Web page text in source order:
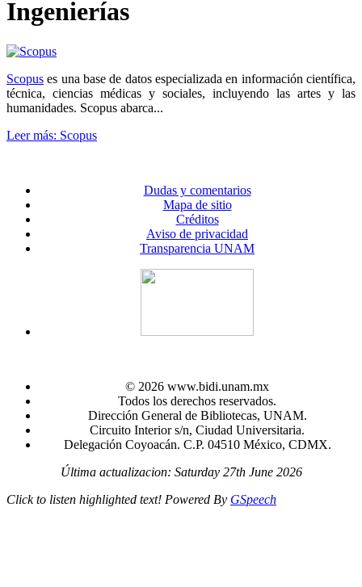
Ingenierías
Scopus es una base de datos especializada en información científica,
técnica, ciencias médicas y sociales, incluyendo las artes y las
humanidades. Scopus abarca...
Leer más: Scopus
Dudas y comentarios
Mapa de sitio
Créditos
Aviso de privacidad
Transparencia UNAM
© 2026 www.bidi.unam.mx
Todos los derechos reservados.
Dirección General de Bibliotecas, UNAM.
Circuito Interior s/n, Ciudad Universitaria.
Delegación Coyoacán. C.P. 04510 México, CDMX.
Última actualizacion: Saturday 27th June 2026
Click to listen highlighted text! Powered By GSpeech